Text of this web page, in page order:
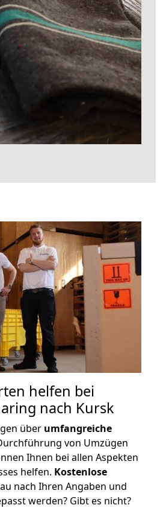
helfen bei
nach Kursk
über umfangreiche
von Umzügen
Ihnen bei allen Aspekten
helfen. Kostenlose
nach Ihren Angaben und
werden? Gibt es nicht?